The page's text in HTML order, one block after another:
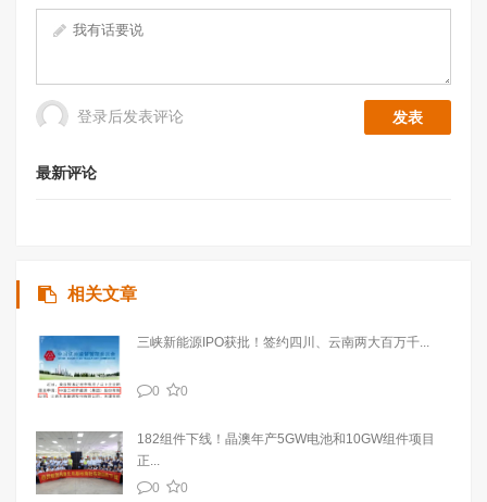
登录后发表评论
最新评论
相关文章
三峡新能源IPO获批！签约四川、云南两大百万千...
0 0
182组件下线！晶澳年产5GW电池和10GW组件项目
正...
0
0